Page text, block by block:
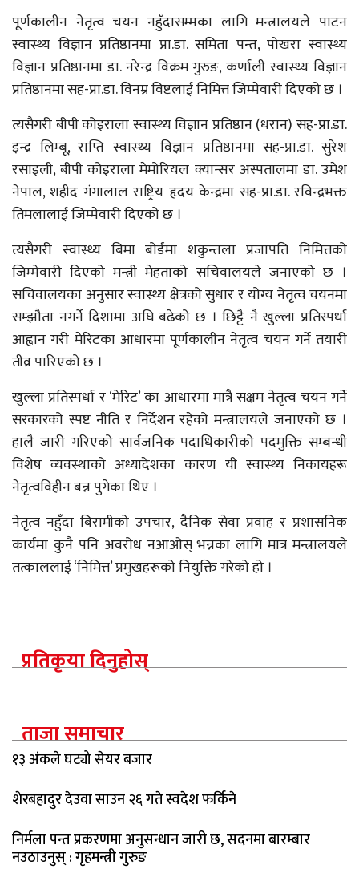
पूर्णकालीन नेतृत्व चयन नहुँदासम्मका लागि मन्त्रालयले पाटन
स्वास्थ्य विज्ञान प्रतिष्ठानमा प्रा.डा. समिता पन्त, पोखरा स्वास्थ्य
विज्ञान प्रतिष्ठानमा डा. नरेन्द्र विक्रम गुरुङ, कर्णाली स्वास्थ्य विज्ञान
प्रतिष्ठानमा सह-प्रा.डा. विनम्र विष्टलाई निमित्त जिम्मेवारी दिएको छ ।
त्यसैगरी बीपी कोइराला स्वास्थ्य विज्ञान प्रतिष्ठान (धरान) सह-प्रा.डा.
इन्द्र लिम्बू, राप्ति स्वास्थ्य विज्ञान प्रतिष्ठानमा सह-प्रा.डा. सुरेश
रसाइली, बीपी कोइराला मेमोरियल क्यान्सर अस्पतालमा डा. उमेश
नेपाल, शहीद गंगालाल राष्ट्रिय हृदय केन्द्रमा सह-प्रा.डा. रविन्द्रभक्त
तिमलालाई जिम्मेवारी दिएको छ ।
त्यसैगरी स्वास्थ्य बिमा बोर्डमा शकुन्तला प्रजापति निमित्तको
जिम्मेवारी दिएको मन्त्री मेहताको सचिवालयले जनाएको छ ।
सचिवालयका अनुसार स्वास्थ्य क्षेत्रको सुधार र योग्य नेतृत्व चयनमा
सम्झौता नगर्ने दिशामा अघि बढेको छ । छिट्टै नै खुल्ला प्रतिस्पर्धा
आह्वान गरी मेरिटका आधारमा पूर्णकालीन नेतृत्व चयन गर्ने तयारी
तीव्र पारिएको छ ।
खुल्ला प्रतिस्पर्धा र ‘मेरिट’ का आधारमा मात्रै सक्षम नेतृत्व चयन गर्ने
सरकारको स्पष्ट नीति र निर्देशन रहेको मन्त्रालयले जनाएको छ ।
हालै जारी गरिएको सार्वजनिक पदाधिकारीको पदमुक्ति सम्बन्धी
विशेष व्यवस्थाको अध्यादेशका कारण यी स्वास्थ्य निकायहरू
नेतृत्वविहीन बन्न पुगेका थिए ।
नेतृत्व नहुँदा बिरामीको उपचार, दैनिक सेवा प्रवाह र प्रशासनिक
कार्यमा कुनै पनि अवरोध नआओस् भन्नका लागि मात्र मन्त्रालयले
तत्काललाई ‘निमित्त’ प्रमुखहरूको नियुक्ति गरेको हो ।
प्रतिकृया दिनुहोस्
ताजा समाचार
१३ अंकले घट्यो सेयर बजार
शेरबहादुर देउवा साउन २६ गते स्वदेश फर्किने
निर्मला पन्त प्रकरणमा अनुसन्धान जारी छ, सदनमा बारम्बार
नउठाउनुस् : गृहमन्त्री गुरुङ